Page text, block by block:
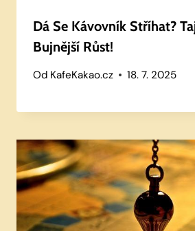
Dá Se Kávovník Stříhat?
Bujnější Růst!
Od KafeKakao.cz 18. 7. 2025